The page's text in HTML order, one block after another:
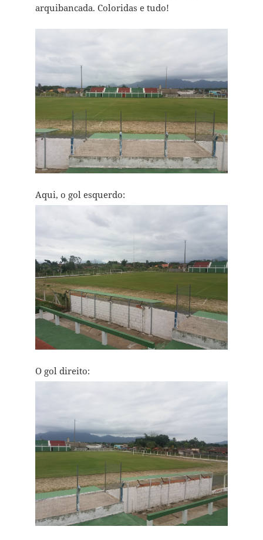
arquibancada. Coloridas e tudo!
Aqui, o gol esquerdo:
O gol direito: